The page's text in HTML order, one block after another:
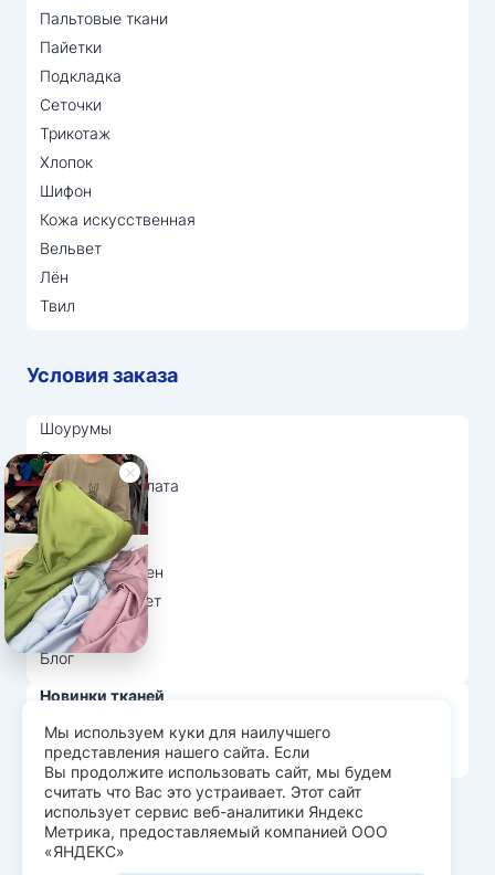
Пальтовые ткани
Пайетки
Подкладка
Сеточки
Трикотаж
Хлопок
Шифон
Кожа искусственная
Вельвет
Лён
Твил
Условия заказа
Шоурумы
Отзывы
Доставка и оплата
О нас
Вопрос-ответ
Возврат и обмен
Личный кабинет
Ткани оптом
Блог
Новинки тканей
Распродажа тканей
Лидеры продаж
© Арт Текс — продажа тканей оптом, 2026
Пользовательское соглашение
Мы используем куки для наилучшего
представления нашего сайта. Если
Вы продолжите использовать сайт, мы будем
считать что Вас это устраивает. Этот сайт
использует сервис веб-аналитики Яндекс
Метрика, предоставляемый компанией ООО
«ЯНДЕКС»